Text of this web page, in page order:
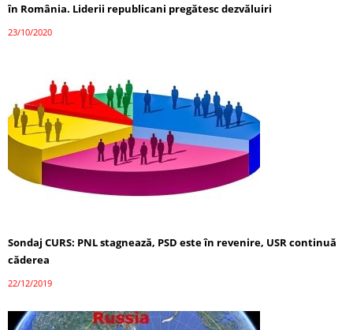
în România. Liderii republicani pregătesc dezvăluiri
23/10/2020
Sondaj CURS: PNL stagnează, PSD este în revenire, USR continuă
căderea
22/12/2019